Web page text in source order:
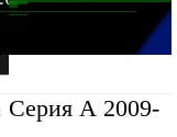
Серия А 2009-